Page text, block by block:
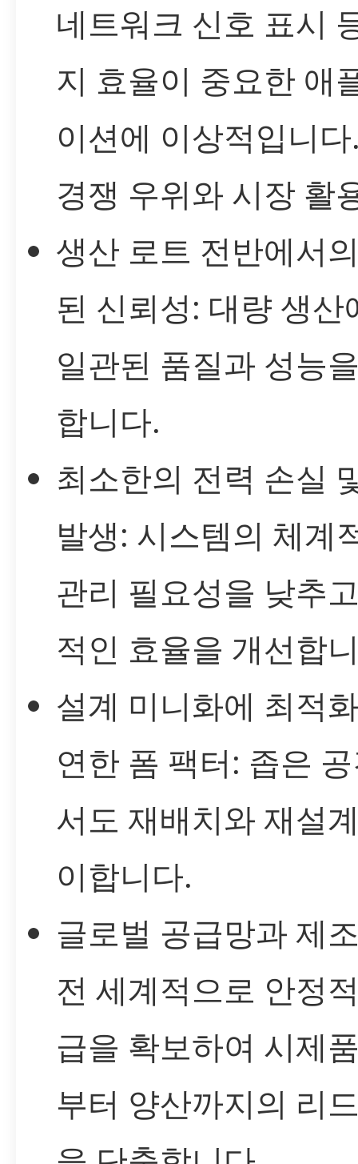
네트워크 신호 표시
지 효율이 중요한 애
이션에 이상적입니
경쟁 우위와 시장 활
생산 로트 전반에서
된 신뢰성: 대량 생산
일관된 품질과 성능
합니다.
최소한의 전력 손실
발생: 시스템의 체계
관리 필요성을 낮추
적인 효율을 개선합
설계 미니화에 최적
연한 폼 팩터: 좁은
서도 재배치와 재설
이합니다.
글로벌 공급망과 제
전 세계적으로 안정
급을 확보하여 시제
부터 양산까지의 리